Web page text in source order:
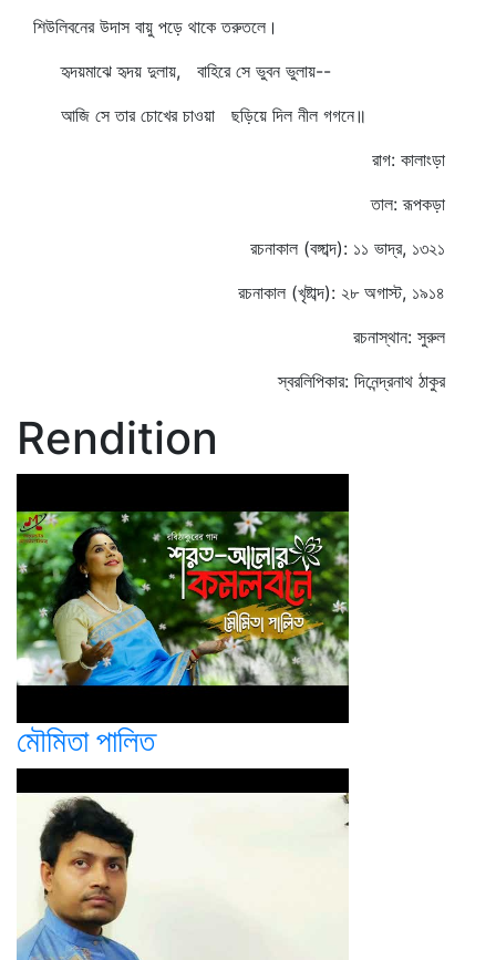
শিউলিবনের উদাস বায়ু পড়ে থাকে তরুতলে।
হৃদয়মাঝে হৃদয় দুলায়, বাহিরে সে ভুবন ভুলায়--
আজি সে তার চোখের চাওয়া ছড়িয়ে দিল নীল গগনে॥
রাগ: কালাংড়া
তাল: রূপকড়া
রচনাকাল (বঙ্গাব্দ): ১১ ভাদ্র, ১৩২১
রচনাকাল (খৃষ্টাব্দ): ২৮ অগাস্ট, ১৯১৪
রচনাস্থান: সুরুল
স্বরলিপিকার: দিনেন্দ্রনাথ ঠাকুর
Rendition
মৌমিতা পালিত